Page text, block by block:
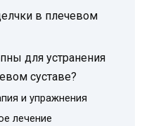
в плечевом
для устранения
суставе?
и упражнения
лечение